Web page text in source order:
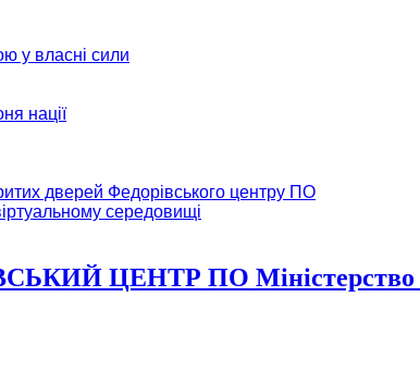
у власні сили
нації
дверей Федорівського центру ПО
середовищі
ЦЕНТР ПО Міністерство